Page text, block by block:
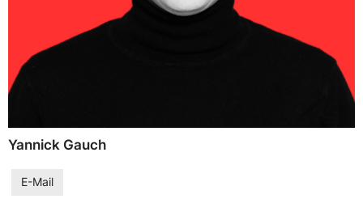
Yannick Gauch
E-Mail